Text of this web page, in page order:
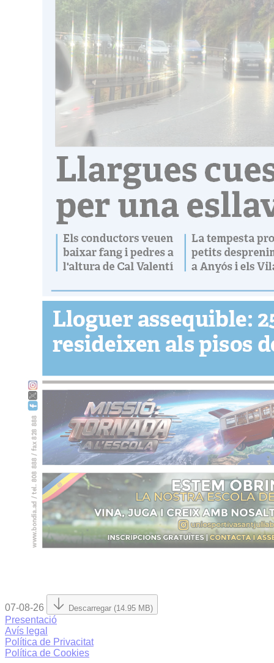
07-08-26 Descarregar (14.95 MB)
Presentació
Avís legal
Política de Privacitat
Política de Cookies